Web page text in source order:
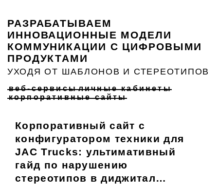
РАЗРАБАТЫВАЕМ
ИННОВАЦИОННЫЕ МОДЕЛИ
КОММУНИКАЦИИ С ЦИФРОВЫМИ
ПРОДУКТАМИ
УХОДЯ ОТ ШАБЛОНОВ И СТЕРЕОТИПОВ
веб-сервисыличные кабинеты
корпоративные сайты
Корпоративный сайт с
конфигуратором техники для
JAC Trucks: ультимативный
гайд по нарушению
стереотипов в диджитал